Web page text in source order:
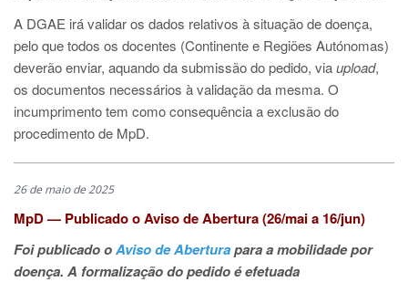
A DGAE irá validar os dados relativos à situação de doença,
pelo que todos os docentes (Continente e Regiões Autónomas)
deverão enviar, aquando da submissão do pedido, viaupload,
os documentos necessários à validação da mesma. O
incumprimento tem como consequência a exclusão do
procedimento de MpD.
26 de maio de 2025
MpD — Publicado o Aviso de Abertura (26/mai a 16/jun)
Foi publicado oAviso de Aberturapara a mobilidade por
doença. A formalização do pedido é efetuada